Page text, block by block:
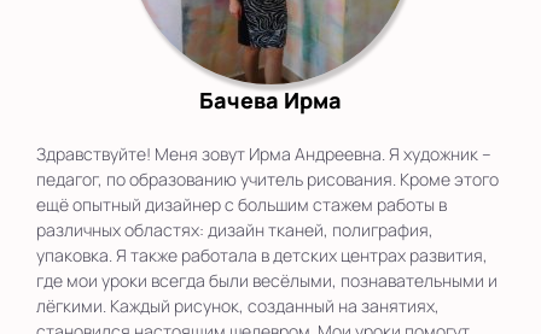
Бачева Ирма
Здравствуйте! Меня зовут Ирма Андреевна. Я художник –
педагог, по образованию учитель рисования. Кроме этого
ещё опытный дизайнер с большим стажем работы в
различных областях: дизайн тканей, полиграфия,
упаковка. Я также работала в детских центрах развития,
где мои уроки всегда были весёлыми, познавательными и
лёгкими. Каждый рисунок, созданный на занятиях,